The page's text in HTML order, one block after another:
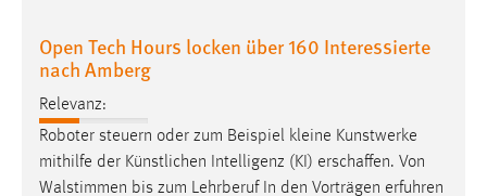
Open Tech Hours locken über 160 Interessierte
nach Amberg
Relevanz:
Roboter steuern oder zum Beispiel kleine Kunstwerke
mithilfe der Künstlichen Intelligenz (KI) erschaffen. Von
Walstimmen bis zum Lehrberuf In den Vorträgen erfuhren